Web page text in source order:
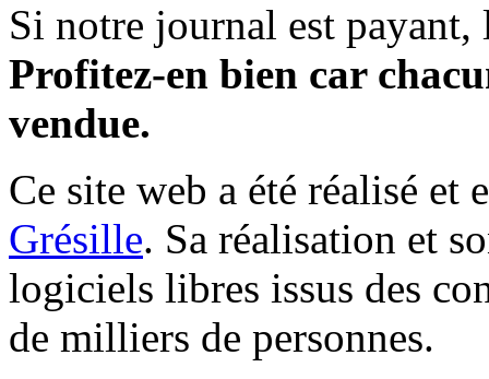
Si notre journal est payant,
Profitez-en bien car
vendue.
Ce site web a été réalisé et
Grésille. Sa réalisation et
logiciels libres issus des
de milliers de personnes.